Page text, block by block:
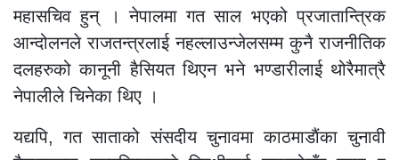
महासचिव हुन् । नेपालमा गत साल भएको प्रजातान्त्रिक
आन्दोलनले राजतन्त्रलाई नहल्लाउन्जेलसम्म कुनै राजनीतिक
दलहरुको कानूनी हैसियत थिएन भने भण्डारीलाई थोरैमात्रै
नेपालीले चिनेका थिए ।
यद्यपि, गत साताको संसदीय चुनावमा काठमाडाैंका चुनावी